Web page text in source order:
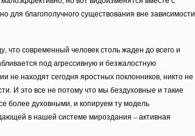
для благополучного существования вне зависимости
что современный человек столь жаден до всего и
под агрессивную и безжалостную
не находят сегодня яростных поклонников, никто не
И это все не потому что мы бездуховные и такие
более духовными, и копируем ту модель
в нашей системе мироздания – активная